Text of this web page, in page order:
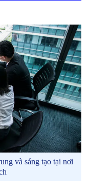
và sáng tạo tại nơi